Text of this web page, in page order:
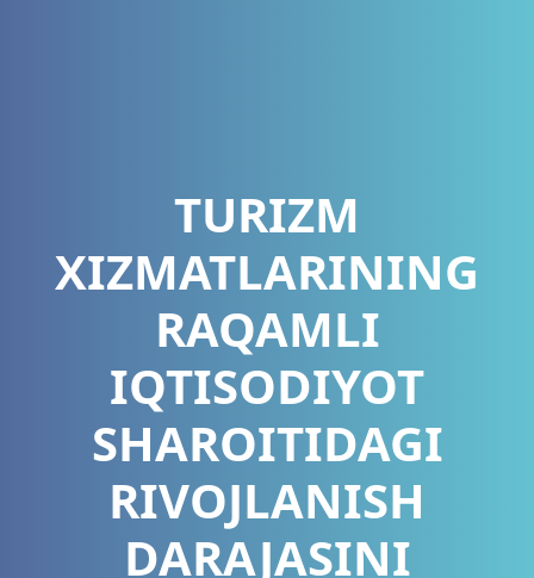
TURIZM
XIZMATLARINING
RAQAMLI
IQTISODIYOT
SHAROITIDAGI
RIVOJLANISH
DARAJASINI